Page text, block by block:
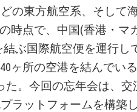
の東方航空系、そして
時点で、中国(香港・マ
ぶ国際航空便を運行し
ヶ所の空港を結んでい
た。今回の忘年会は、交
ラットフォームを構築